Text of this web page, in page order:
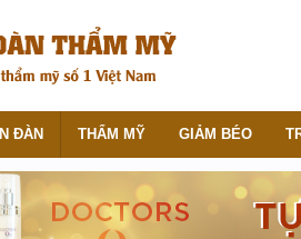
ĐÀN THẨM MỸ GIẢM BÉO